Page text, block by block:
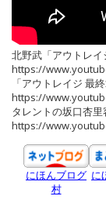
北野武「アウトレイ
https://
「アウトレイジ 最
https://
タレントの坂口杏
https://
にほんブログ
村
に